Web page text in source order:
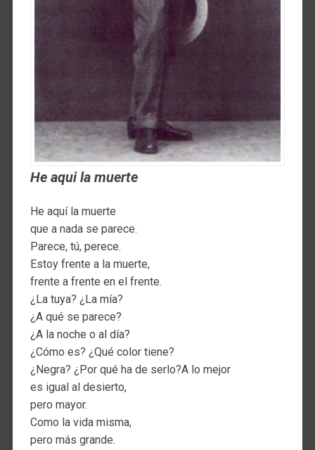
He aqui la muerte
He aquí la muerte
que a nada se parece.
Parece, tú, perece.
Estoy frente a la muerte,
frente a frente en el frente.
¿La tuya? ¿La mía?
¿A qué se parece?
¿A la noche o al día?
¿Cómo es? ¿Qué color tiene?
¿Negra? ¿Por qué ha de serlo?A lo mejor
es igual al desierto,
pero mayor.
Como la vida misma,
pero más grande.